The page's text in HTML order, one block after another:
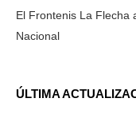
El Frontenis La Flecha
Nacional
ÚLTIMA